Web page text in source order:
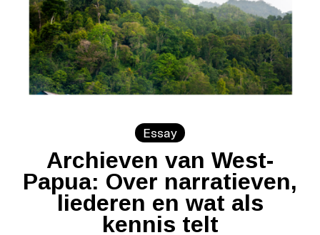
Essay
Archieven van West-
Papua: Over narratieven,
liederen en wat als
kennis telt